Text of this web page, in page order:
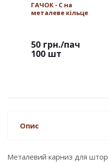
ГАЧОК - С на
металеве кільце
50 грн./пач
100 шт
Опис
Металевий карниз для